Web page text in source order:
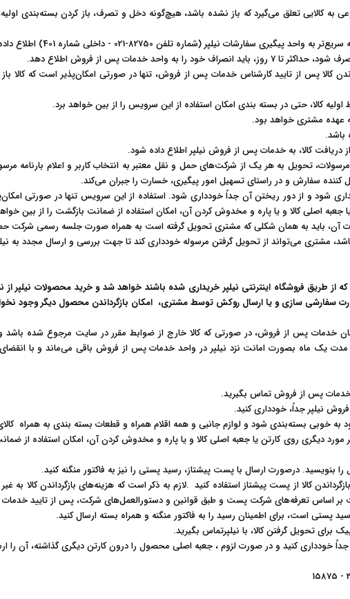
مرجوعی به کالایی تعلق می‌گیرد که باز نشده باشد، هیچ‌گونه دخل و تصرف، باز کردن
سفارشات نیلپر (شماره تلفن 82750-021 - داخلی شماره 401) اطلاع داده شود
واحد خدمات پس از فروش اطلاع دهد
.
کالا پس از تایید کارشناس خدمات پس از فروش، تنها در صورتی امکان‌پذیر است که کالا
اولیه کالا، حتی در بسته بندی امکان استفاده از این سرویس را از بین خواهد برد.
عهده مشتری خواهد بود.
باشد.
.
تحویل به هر یک از شرکت‏‏‌های حمل و نقل معتبر به انتخاب کاربر و اعلام
سفارش و در راستای تسهیل امور پیگیری، خسارت را جبران می‌‏کند.
شود و از دور ریختن آن جداً خودداری شود. استفاده از این سرویس تنها در صورتی
اصلی کالا و یا پاره و مخدوش کردن آن، امکان استفاده از ضمانت بازگشت را از بین
آن، باید به همان شکلی که مشتری تحویل گرفته است به همراه صورت جلسه رسمی شرکت
مشتری می‏‌تواند از تحویل گرفتن مرسوله خودداری کند تا جهت بررسی و ارسال مجدد به
از طریق فروشگاه اینترنتی نیلپر خریداری شده باشند خواهد شد و خرید محصولات
سفارشی سازی و یا ارسال روکش توسط مشتری، امکان بازگرداندن محصول دیگر وجود
خدمات پس از فروش، در صورتی که کالا خارج از ضوابط مقرر در سایت مرجوع شده
مدت یک ماه بصورت امانت نزد نیلپر در واحد خدمات پس از فروش باقی می‌ماند و با
خدمات پس از فروش تماس بگیرید.
نیلپر جداً، خودداری کنید.
به ‏خوبی بسته‌بندی شود و لوازم جانبی و همه اقلام همراه و قطعات بسته بندی به همراه
دیگری روی کارتن یا جعبه اصلی کالا و یا پاره و مخدوش کردن آن، امکان استفاده از
بنویسید. درصورت ارسال با پست پیشتاز، رسید پستی را نیز به فاکتور منگنه کنید.
کالا از پست پیشتاز استفاده کنید.لازم به ذکر است که هزینه‌های بازگرداندن کالا
بر اساس تعرفه‌های شرکت پست و طبق قوانین و دستورالعمل‌های شرکت، پس از تایید
پستی است، برای اطمینان رسید را به فاکتور منگنه و همراه بسته ارسال کنید.
برای تحویل گرفتن کالا، با نیلپرتماس بگیرید.
خودداری کنید و در صورت لزوم ، جعبه اصلی محصول را درون کارتن دیگری گذاشته، آن را